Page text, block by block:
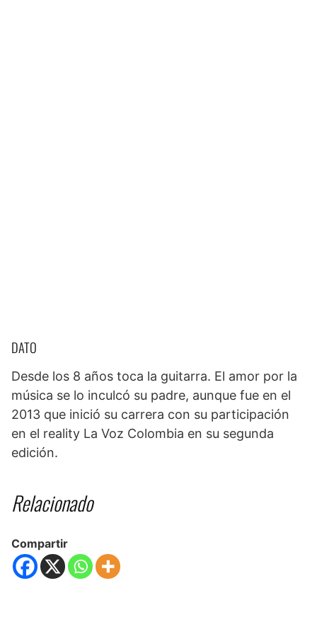
DATO
Desde los 8 años toca la guitarra. El amor por la
música se lo inculcó su padre, aunque fue en el
2013 que inició su carrera con su participación
en el reality La Voz Colombia en su segunda
edición.
Relacionado
Compartir